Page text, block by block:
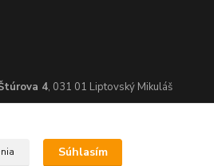
4, 031 01 Liptovský Mikuláš
Súhlasím